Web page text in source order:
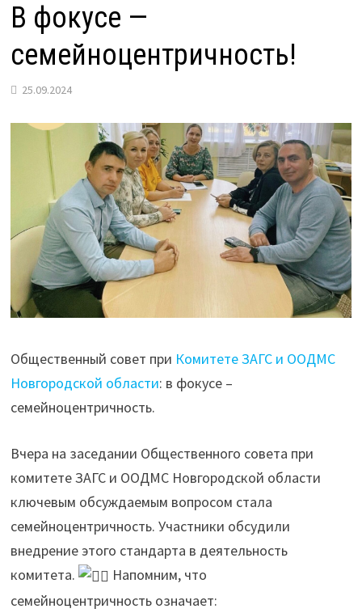
В фокусе —
семейноцентричность!
25.09.2024
Общественный совет при Комитете ЗАГС и ООДМС
Новгородской области: в фокусе –
семейноцентричность.
Вчера на заседании Общественного совета при
комитете ЗАГС и ООДМС Новгородской области
ключевым обсуждаемым вопросом стала
семейноцентричность. Участники обсудили
внедрение этого стандарта в деятельность
комитета.
Напомним, что
семейноцентричность означает: